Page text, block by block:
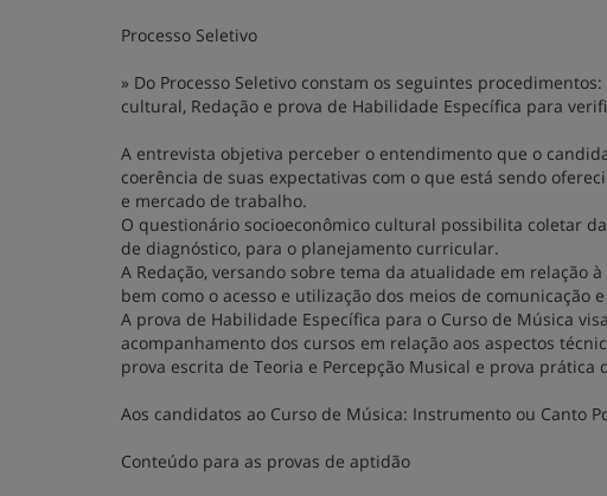
Processo Seletivo
» Do Processo Seletivo constam os seguintes
cultural, Redação e prova de Habilidade Específica para
A entrevista objetiva perceber o entendimento que o
coerência de suas expectativas com o que está sendo
e mercado de trabalho.
O questionário socioeconômico cultural possibilita coletar
de diagnóstico, para o planejamento curricular.
A Redação, versando sobre tema da atualidade em
bem como o acesso e utilização dos meios de comunicação
A prova de Habilidade Específica para o Curso de Música
acompanhamento dos cursos em relação aos aspectos
prova escrita de Teoria e Percepção Musical e prova prática
Aos candidatos ao Curso de Música: Instrumento ou Canto
Conteúdo para as provas de aptidão